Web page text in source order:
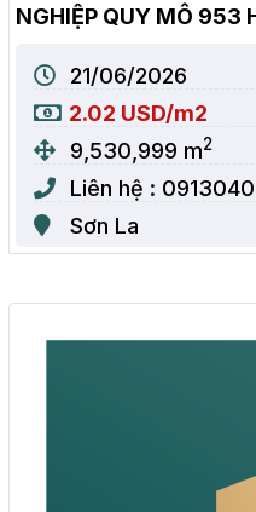
NGHIỆP QUY MÔ 953
21/06/2026
2.02 USD/m2
9,530,999 m2
Liên hệ :
Sơn La